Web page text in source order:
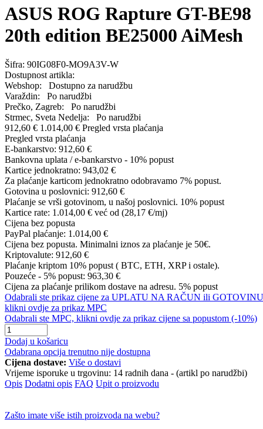
ASUS ROG Rapture GT-BE98
20th edition BE25000 AiMesh
Šifra: 90IG08F0-MO9A3V-W
Dostupnost artikla:
Webshop:
Dostupno za narudžbu
Varaždin:
Po narudžbi
Prečko, Zagreb:
Po narudžbi
Strmec, Sveta Nedelja:
Po narudžbi
912,60 € 1.014,00 € Pregled vrsta plaćanja
Pregled vrsta plaćanja
E-bankarstvo: 912,60 €
Bankovna uplata / e-bankarstvo - 10% popust
Kartice jednokratno: 943,02 €
Za plaćanje karticom jednokratno odobravamo 7% popust.
Gotovina u poslovnici: 912,60 €
Plaćanje se vrši gotovinom, u našoj poslovnici. 10% popust
Kartice rate: 1.014,00 € već od (28,17 €/mj)
Cijena bez popusta
PayPal plaćanje: 1.014,00 €
Cijena bez popusta. Minimalni iznos za plaćanje je 50€.
Kriptovalute: 912,60 €
Plaćanje kriptom 10% popust ( BTC, ETH, XRP i ostale).
Pouzeće - 5% popust: 963,30 €
Cijena za plaćanje prilikom dostave na adresu. 5% popust
Odabrali ste prikaz cijene za UPLATU NA RAČUN ili
klikni ovdje za prikaz MPC
Odabrali ste MPC, klikni ovdje za prikaz cijene sa popustom (-10%)
Dodaj u košaricu
Odabrana opcija trenutno nije dostupna
Cijena dostave: Više o dostavi
Vrijeme isporuke u trgovinu: 14 radnih dana - (artikl po narudžbi)
Opis Dodatni opis FAQ Upit o proizvodu
Zašto imate više istih proizvoda na webu?